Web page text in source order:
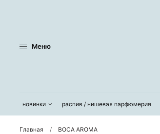
Меню
новинки распив / нишевая парфюмерия
Главная BOCA AROMA